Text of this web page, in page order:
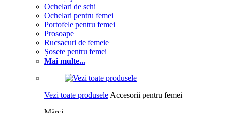
Ochelari de schi
Ochelari pentru femei
Portofele pentru femei
Prosoape
Rucsacuri de femeie
Șosete pentru femei
Mai multe...
Vezi toate produsele Accesorii pentru femei